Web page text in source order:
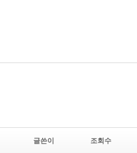
글쓴이 조회수